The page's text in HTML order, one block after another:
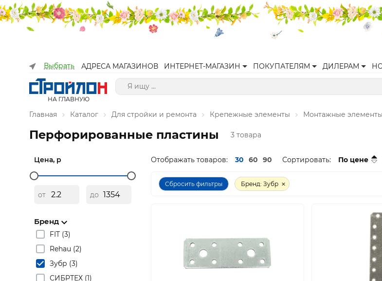
Выбрать АДРЕСА МАГАЗИНОВ ИНТЕРНЕТ-МАГАЗИН ПОКУПАТЕЛЯМ ДИЛЕРАМ
НА ГЛАВНУЮ
Главная Каталог Для стройки и ремонта Крепежные элементы Монтажные элементы
Перфорированные пластины 3 товара
Цена, р
от до
Бренд
FIT (3)
Rehau (2)
Зубр (3)
СИБРТЕХ (1)
Отображать товаров: 30 60 90 Сортировать: По цене
Сбросить фильтры Бренд: Зубр